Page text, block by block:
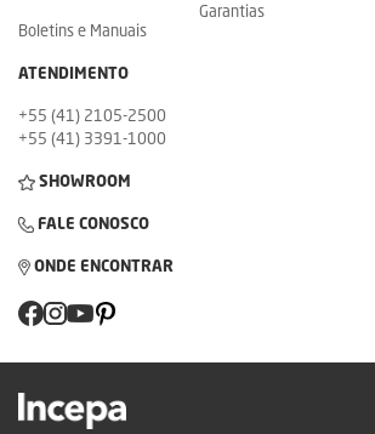
Boletins e Manuais
Garantias
ATENDIMENTO
+55 (41) 2105-2500
+55 (41) 3391-1000
SHOWROOM
FALE CONOSCO
ONDE ENCONTRAR